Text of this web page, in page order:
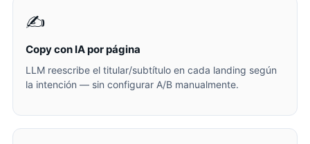
✍️
Copy con IA por página
LLM reescribe el titular/subtítulo en cada landing según
la intención — sin configurar A/B manualmente.